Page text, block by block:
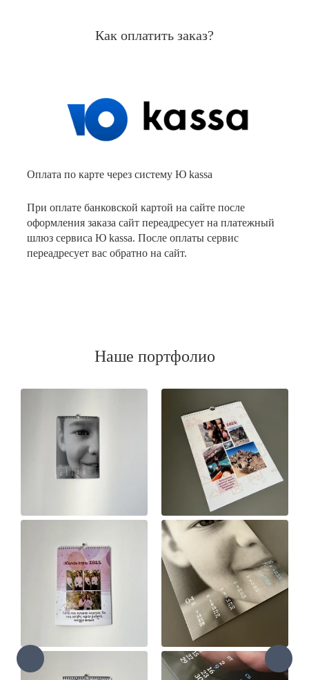
Как оплатить заказ?
Оплата по карте через систему Ю kassa
При оплате банковской картой на сайте после
оформления заказа сайт переадресует на платежный
шлюз сервиса Ю kassa. После оплаты сервис
переадресует вас обратно на сайт.
Наше портфолио